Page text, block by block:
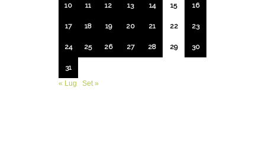
10 11 12 13 14 15 16
17 18 19 20 21 22 23
24 25 26 27 28 29 30
31
« Lug
Set »